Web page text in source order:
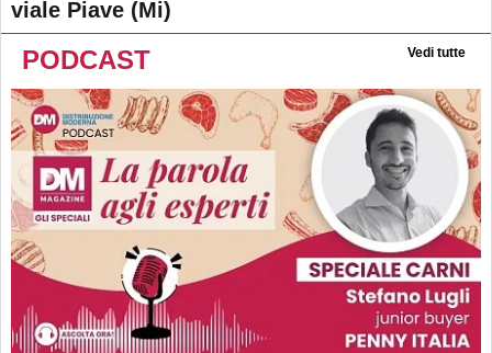
viale Piave (Mi)
PODCAST Vedi tutte